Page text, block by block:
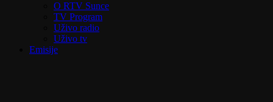
O RTV Sunce
TV Program
Uživo radio
Uživo tv
Emisije